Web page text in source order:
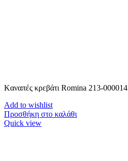
Kαναπές κρεβάτι Romina 213-000014
Add to wishlist
Προσθήκη στο καλάθι
Quick view